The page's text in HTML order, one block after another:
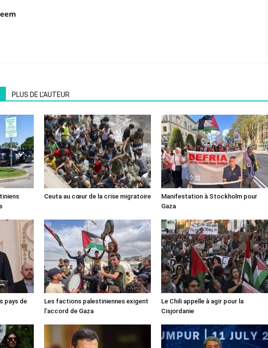
PLUS DE L'AUTEUR
Ceuta au cœur de la crise migratoire
Manifestation à Stockholm pour
Gaza
pays de
Les factions palestiniennes exigent
l’accord de Gaza
Le Chili appelle à agir pour la
Cisjordanie